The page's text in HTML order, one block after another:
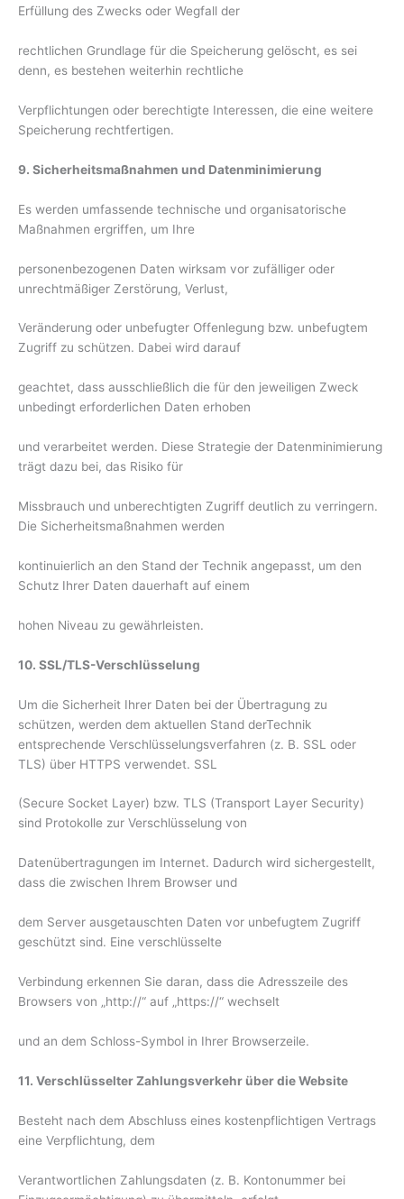
Erfüllung des Zwecks oder Wegfall der
rechtlichen Grundlage für die Speicherung gelöscht, es sei
denn, es bestehen weiterhin rechtliche
Verpflichtungen oder berechtigte Interessen, die eine weitere
Speicherung rechtfertigen.
9. Sicherheitsmaßnahmen und Datenminimierung
Es werden umfassende technische und organisatorische
Maßnahmen ergriffen, um Ihre
personenbezogenen Daten wirksam vor zufälliger oder
unrechtmäßiger Zerstörung, Verlust,
Veränderung oder unbefugter Offenlegung bzw. unbefugtem
Zugriff zu schützen. Dabei wird darauf
geachtet, dass ausschließlich die für den jeweiligen Zweck
unbedingt erforderlichen Daten erhoben
und verarbeitet werden. Diese Strategie der Datenminimierung
trägt dazu bei, das Risiko für
Missbrauch und unberechtigten Zugriff deutlich zu verringern.
Die Sicherheitsmaßnahmen werden
kontinuierlich an den Stand der Technik angepasst, um den
Schutz Ihrer Daten dauerhaft auf einem
hohen Niveau zu gewährleisten.
10. SSL/TLS-Verschlüsselung
Um die Sicherheit Ihrer Daten bei der Übertragung zu
schützen, werden dem aktuellen Stand derTechnik
entsprechende Verschlüsselungsverfahren (z. B. SSL oder
TLS) über HTTPS verwendet. SSL
(Secure Socket Layer) bzw. TLS (Transport Layer Security)
sind Protokolle zur Verschlüsselung von
Datenübertragungen im Internet. Dadurch wird sichergestellt,
dass die zwischen Ihrem Browser und
dem Server ausgetauschten Daten vor unbefugtem Zugriff
geschützt sind. Eine verschlüsselte
Verbindung erkennen Sie daran, dass die Adresszeile des
Browsers von „http://“ auf „https://“ wechselt
und an dem Schloss-Symbol in Ihrer Browserzeile.
11. Verschlüsselter Zahlungsverkehr über die Website
Besteht nach dem Abschluss eines kostenpflichtigen Vertrags
eine Verpflichtung, dem
Verantwortlichen Zahlungsdaten (z. B. Kontonummer bei